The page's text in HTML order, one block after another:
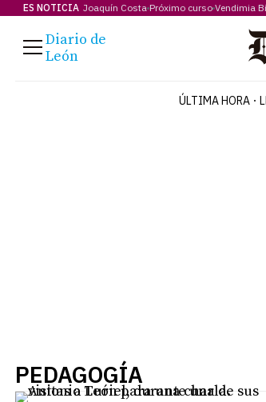
ES NOTICIA Joaquín Costa Próximo curso Vendimia
Menú
Diario de
León
ÚLTIMA HORA
PEDAGOGÍA